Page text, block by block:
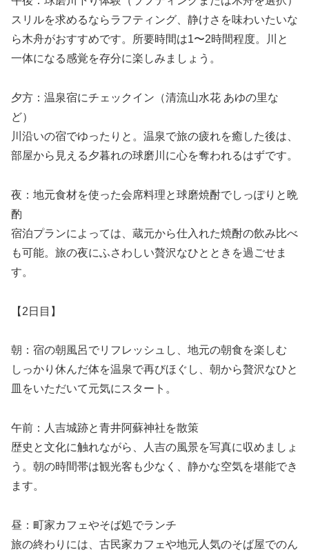
スリルを求めるならラフティング、静けさを味わいたいな
ら木舟がおすすめです。所要時間は1〜2時間程度。川と
一体になる感覚を存分に楽しみましょう。
夕方：温泉宿にチェックイン（清流山水花 あゆの里な
ど）
川沿いの宿でゆったりと。温泉で旅の疲れを癒した後は、
部屋から見える夕暮れの球磨川に心を奪われるはずです。
夜：地元食材を使った会席料理と球磨焼酎でしっぽりと晩
酌
宿泊プランによっては、蔵元から仕入れた焼酎の飲み比べ
も可能。旅の夜にふさわしい贅沢なひとときを過ごせま
す。
【2日目】
朝：宿の朝風呂でリフレッシュし、地元の朝食を楽しむ
しっかり休んだ体を温泉で再びほぐし、朝から贅沢なひと
皿をいただいて元気にスタート。
午前：人吉城跡と青井阿蘇神社を散策
歴史と文化に触れながら、人吉の風景を写真に収めましょ
う。朝の時間帯は観光客も少なく、静かな空気を堪能でき
ます。
昼：町家カフェやそば処でランチ
旅の終わりには、古民家カフェや地元人気のそば屋でのん